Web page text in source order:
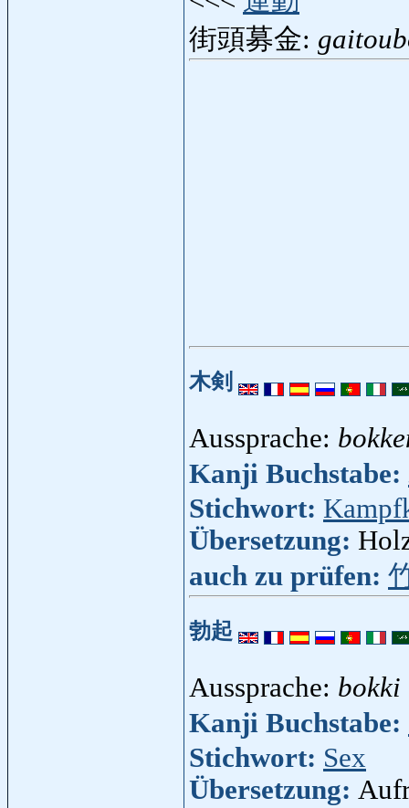
街頭募金:
木剣
Aussprache:
Kanji Buchstabe:
Stichwort:
Übersetzung:
auch zu prüfen:
勃起
Aussprache: bokki
Kanji Buchstabe:
Stichwort: Sex
Übersetzung: